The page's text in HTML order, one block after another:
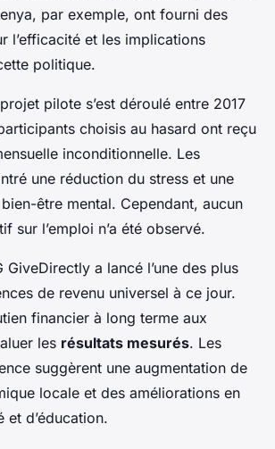
par exemple, ont fourni des
l’efficacité et les implications
politique.
pilote s’est déroulé entre 2017
choisis au hasard ont reçu
inconditionnelle. Les
une réduction du stress et une
être mental. Cependant, aucun
sur l’emploi n’a été observé.
GiveDirectly a lancé l’une des plus
de revenu universel à ce jour.
financier à long terme aux
les résultats mesurés. Les
suggèrent une augmentation de
locale et des améliorations en
et d’éducation.